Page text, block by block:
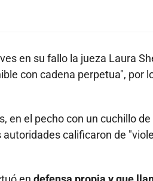
en su fallo la jueza Laura
con cadena perpetua", por
en el pecho con un cuchillo de
calificaron de